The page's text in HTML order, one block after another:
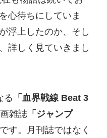
心待ちにしていま
浮上したのか、そし
詳しく見ていきまし
る 「血界戦線 Beat 3
雑誌「ジャンプ
す。月刊誌ではなく